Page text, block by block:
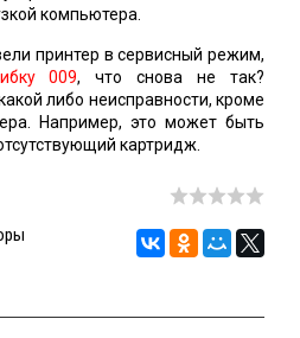
компьютера.
принтер в сервисный режим,
009, что снова не так?
либо неисправности, кроме
Например, это может быть
картридж.